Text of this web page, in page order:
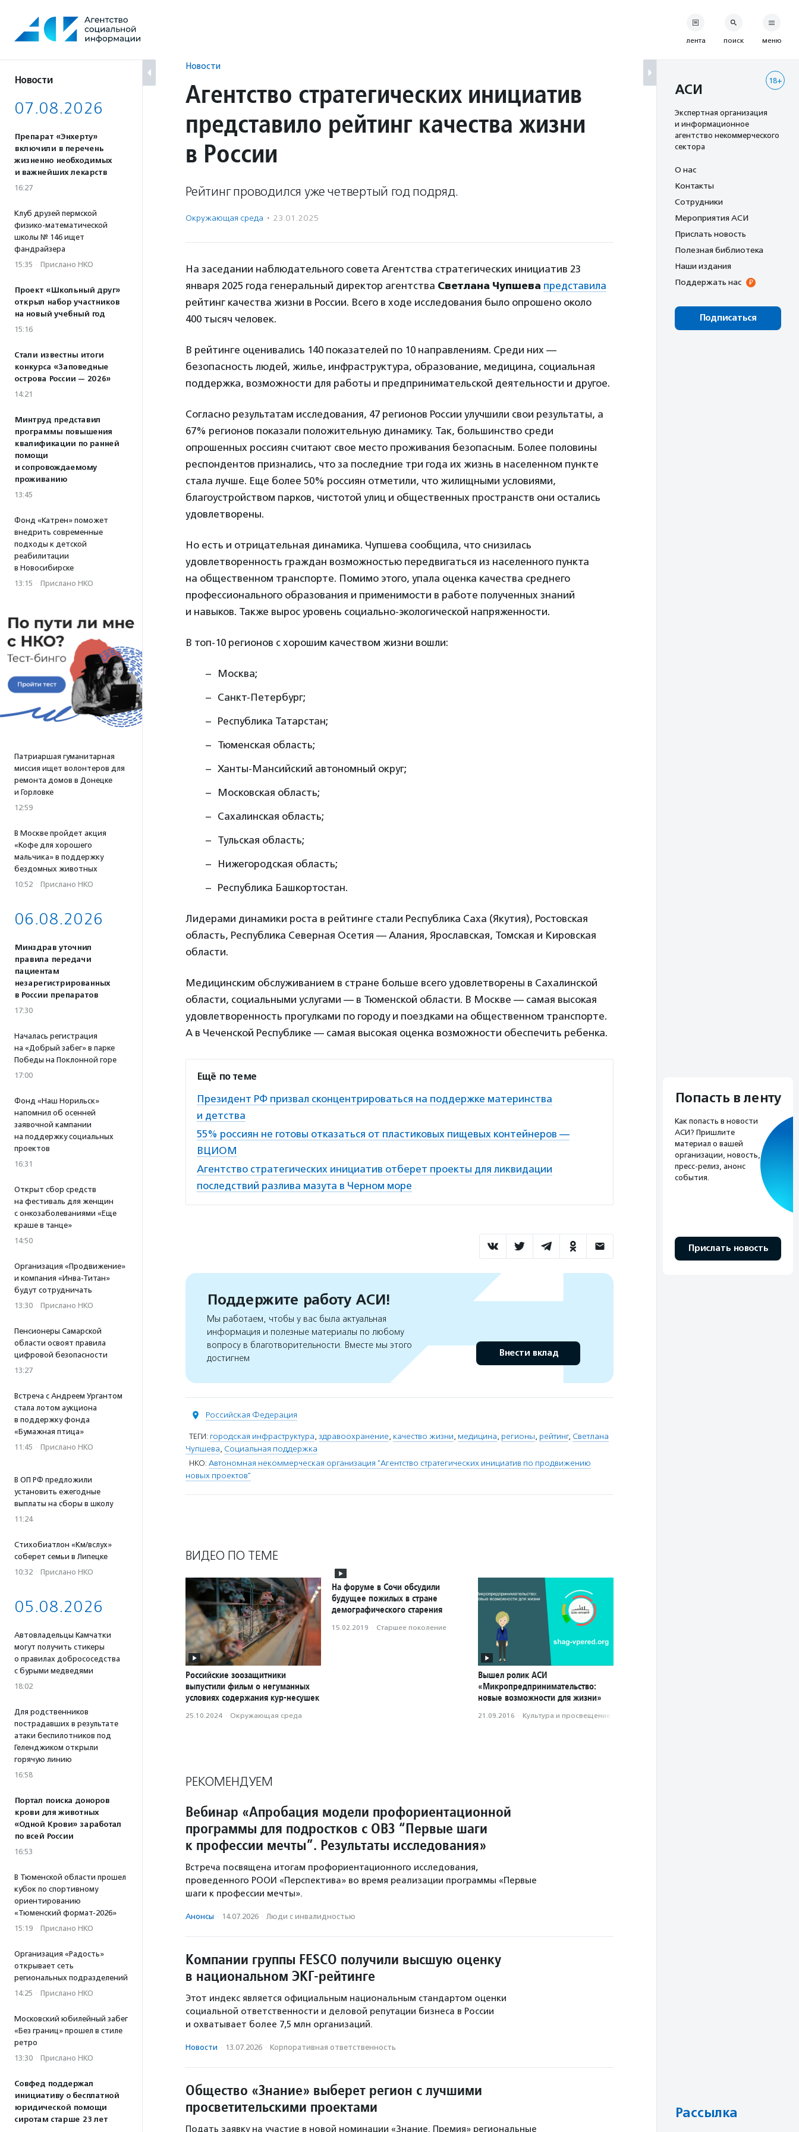
содержанию
Новости
07.08.2026
Препарат «Энхерту»
включили в перечень
жизненно необходимых
и важнейших лекарств
16:27
Клуб друзей пермской
физико-математической
школы № 146 ищет
фандрайзера
15:35 · Прислано НКО
Проект «Школьный друг»
открыл набор участников
на новый учебный год
15:16
Стали известны итоги
конкурса «Заповедные
острова России — 2026»
14:21
Минтруд представил
программы повышения
квалификации по ранней
помощи
и сопровождаемому
проживанию
13:45
Фонд «Катрен» поможет
внедрить современные
подходы к детской
реабилитации
в Новосибирске
13:15 · Прислано НКО
Патриаршая гуманитарная
миссия ищет волонтеров для
ремонта домов в Донецке
и Горловке
12:59
В Москве пройдет акция
«Кофе для хорошего
мальчика» в поддержку
бездомных животных
10:52 · Прислано НКО
06.08.2026
Минздрав уточнил
правила передачи
пациентам
незарегистрированных
в России препаратов
17:30
Началась регистрация
на «Добрый забег» в парке
Победы на Поклонной горе
17:00
Фонд «Наш Норильск»
напомнил об осенней
заявочной кампании
на поддержку социальных
проектов
16:31
Открыт сбор средств
на фестиваль для женщин
с онкозаболеваниями «Еще
краше в танце»
14:50
Организация «Продвижение»
и компания «Инва-Титан»
будут сотрудничать
13:30 · Прислано НКО
Пенсионеры Самарской
области освоят правила
цифровой безопасности
13:27
Встреча с Андреем Ургантом
стала лотом аукциона
в поддержку фонда
«Бумажная птица»
11:45 · Прислано НКО
В ОП РФ предложили
установить ежегодные
выплаты на сборы в школу
11:24
Стихобиатлон «Км/вслух»
соберет семьи в Липецке
10:32 · Прислано НКО
05.08.2026
Автовладельцы Камчатки
могут получить стикеры
о правилах добрососедства
с бурыми медведями
18:02
Для родственников
пострадавших в результате
атаки беспилотников под
Геленджиком открыли
горячую линию
16:58
Портал поиска доноров
крови для животных
«Одной Крови» заработал
по всей России
16:53
В Тюменской области прошел
кубок по спортивному
ориентированию
«Тюменский формат-2026»
15:19 · Прислано НКО
Организация «Радость»
открывает сеть
региональных подразделений
14:25 · Прислано НКО
Московский юбилейный забег
«Без границ» прошел в стиле
ретро
13:30 · Прислано НКО
Совфед поддержал
инициативу о бесплатной
юридической помощи
сиротам старше 23 лет
Новости
Агентство стратегических инициатив
представило рейтинг качества жизни
в России
Рейтинг проводился уже четвертый год подряд.
Окружающая среда · 23.01.2025
На заседании наблюдательного совета Агентства стратегических инициатив 23
января 2025 года генеральный директор агентства Светлана Чупшева представила
рейтинг качества жизни в России. Всего в ходе исследования было опрошено около
400 тысяч человек.
В рейтинге оценивались 140 показателей по 10 направлениям. Среди них —
безопасность людей, жилье, инфраструктура, образование, медицина, социальная
поддержка, возможности для работы и предпринимательской деятельности и другое.
Согласно результатам исследования, 47 регионов России улучшили свои результаты, а
67% регионов показали положительную динамику. Так, большинство среди
опрошенных россиян считают свое место проживания безопасным. Более половины
респондентов признались, что за последние три года их жизнь в населенном пункте
стала лучше. Еще более 50% россиян отметили, что жилищными условиями,
благоустройством парков, чистотой улиц и общественных пространств они остались
удовлетворены.
Но есть и отрицательная динамика. Чупшева сообщила, что снизилась
удовлетворенность граждан возможностью передвигаться из населенного пункта
на общественном транспорте. Помимо этого, упала оценка качества среднего
профессионального образования и применимости в работе полученных знаний
и навыков. Также вырос уровень социально-экологической напряженности.
В топ-10 регионов с хорошим качеством жизни вошли:
Москва;
Санкт-Петербург;
Республика Татарстан;
Тюменская область;
Ханты-Мансийский автономный округ;
Московская область;
Сахалинская область;
Тульская область;
Нижегородская область;
Республика Башкортостан.
Лидерами динамики роста в рейтинге стали Республика Саха (Якутия), Ростовская
область, Республика Северная Осетия — Алания, Ярославская, Томская и Кировская
области.
Медицинским обслуживанием в стране больше всего удовлетворены в Сахалинской
области, социальными услугами — в Тюменской области. В Москве — самая высокая
удовлетворенность прогулками по городу и поездками на общественном транспорте.
А в Чеченской Республике — самая высокая оценка возможности обеспечить ребенка.
Ещё по теме
Президент РФ призвал сконцентрироваться на поддержке материнства
и детства
55% россиян не готовы отказаться от пластиковых пищевых контейнеров —
ВЦИОМ
Агентство стратегических инициатив отберет проекты для ликвидации
последствий разлива мазута в Черном море
Поддержите работу АСИ!
Мы работаем, чтобы у вас была актуальная
информация и полезные материалы по любому
вопросу в благотворительности. Вместе мы этого
достигнем
Внести вклад
Российская Федерация
ТЕГИ: городская инфраструктура, здравоохранение, качество жизни, медицина, регионы, рейтинг, Светлана
Чупшева, Социальная поддержка
НКО: Автономная некоммерческая организация "Агентство стратегических инициатив по продвижению
новых проектов"
ВИДЕО ПО ТЕМЕ
Российские зоозащитники
выпустили фильм о негуманных
условиях содержания кур-несушек
25.10.2024 · Окружающая среда
На форуме в Сочи обсудили
будущее пожилых в стране
демографического старения
15.02.2019 · Старшее поколение
Вышел ролик АСИ
«Микропредпринимательство:
новые возможности для жизни»
21.09.2016 · Культура и просвещение
РЕКОМЕНДУЕМ
Вебинар «Апробация модели профориентационной
программы для подростков с ОВЗ “Первые шаги
к профессии мечты”. Результаты исследования»
Встреча посвящена итогам профориентационного исследования,
проведенного РООИ «Перспектива» во время реализации программы «Первые
шаги к профессии мечты».
Анонсы · 14.07.2026 · Люди с инвалидностью
Компании группы FESCO получили высшую оценку
в национальном ЭКГ-рейтинге
Этот индекс является официальным национальным стандартом оценки
социальной ответственности и деловой репутации бизнеса в России
и охватывает более 7,5 млн организаций.
Новости · 13.07.2026 · Корпоративная ответственность
Общество «Знание» выберет регион с лучшими
просветительскими проектами
Подать заявку на участие в новой номинации «Знание. Премия» региональные
лента поиск меню
18+
АСИ
Экспертная организация
и информационное
агентство некоммерческого
сектора
О нас
Контакты
Сотрудники
Мероприятия АСИ
Прислать новость
Полезная библиотека
Наши издания
Поддержать нас
Подписаться
Попасть в ленту
Как попасть в новости
АСИ? Пришлите
материал о вашей
организации, новость,
пресс-релиз, анонс
события.
Прислать новость
Рассылка